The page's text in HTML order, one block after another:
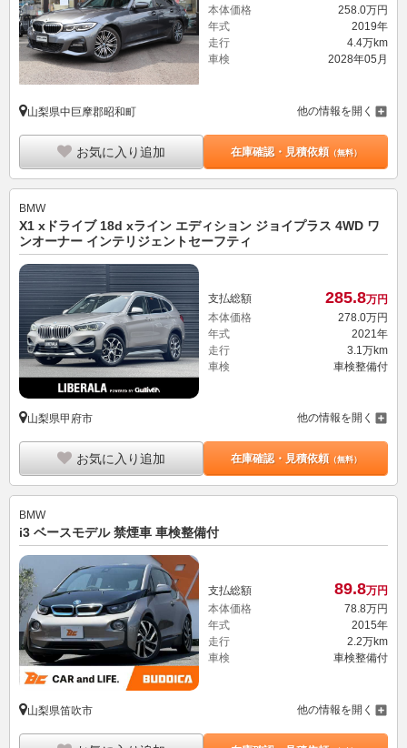
本体価格
258.0万円
年式
2019年
走行
4.4万km
車検
2028年05月
山梨県中巨摩郡昭和町 他の情報を開く
お気に入り追加 在庫確認・見積依頼（無料）
BMW
X1 xドライブ 18d xライン エディション ジョイプラス 4WD ワ
ンオーナー インテリジェントセーフティ
支払総額 285.8万円
本体価格
278. 0万円
年式
2021年
走行
3.1万km
車検
車検整備付
山梨県甲府市 他の情報を開く
お気に入り追加 在庫確認・見積依頼（無料）
BMW
i3 ベースモデル 禁煙車 車検整備付
支払総額 89.8万円
本体価格
78.8万円
年式
2015年
走行
2.2万km
車検
車検整備付
山梨県笛吹市 他の情報を開く